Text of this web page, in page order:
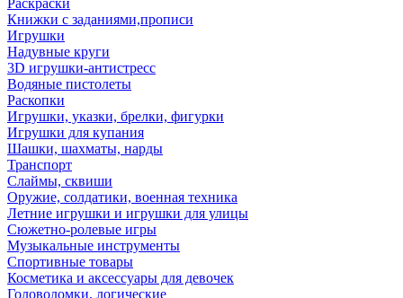
Раскраски
Книжки с заданиями,прописи
Игрушки
Надувные круги
3D игрушки-антистресс
Водяные пистолеты
Раскопки
Игрушки, указки, брелки, фигурки
Игрушки для купания
Шашки, шахматы, нарды
Транспорт
Слаймы, сквиши
Оружие, солдатики, военная техника
Летние игрушки и игрушки для улицы
Сюжетно-ролевые игры
Музыкальные инструменты
Спортивные товары
Косметика и аксессуары для девочек
Головоломки, логические